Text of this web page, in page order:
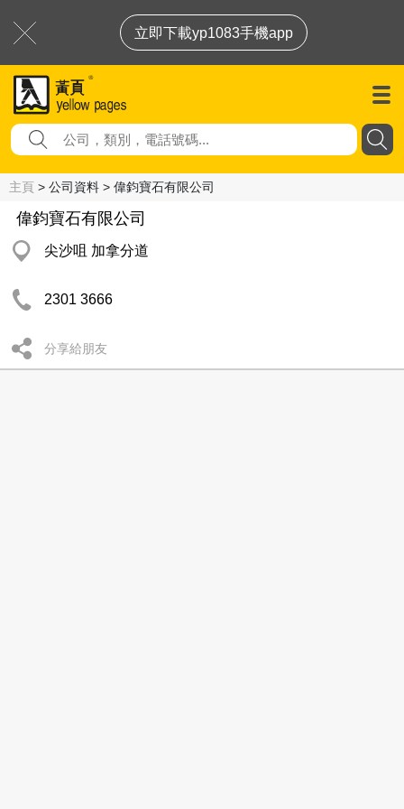
立即下載yp1083手機app
主頁 > 公司資料 > 偉鈞寶石有限公司
偉鈞寶石有限公司
尖沙咀 加拿分道
2301 3666
分享給朋友